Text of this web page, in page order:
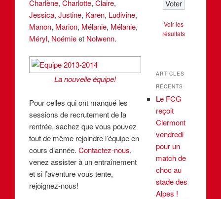
Charlène,Charlotte,Claire,
Jessica,Justine, Karen, Ludivine,
Manon, Marion, Mélanie, Mélanie,
Méryl, Noémieet Nolwenn.
La nouvelle équipe!
Pour celles qui ont manqué les
sessions de recrutement de la
rentrée, sachez que vous pouvez
tout de même rejoindre l’équipe en
cours d’année.Contactez-nous,
venez assister à un entraînement
et si l’aventure vous tente,
rejoignez-nous!
Voir les
résultats
ARTICLES
RÉCENTS
Le FCG
reçoit
Clermont
vendredi
pour un
match de
choc au
stade des
Alpes !